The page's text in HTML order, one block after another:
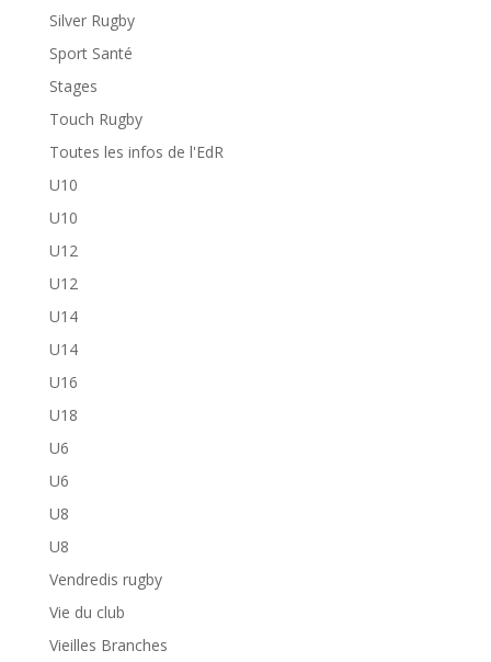
Silver Rugby
Sport Santé
Stages
Touch Rugby
Toutes les infos de l'EdR
U10
U10
U12
U12
U14
U14
U16
U18
U6
U6
U8
U8
Vendredis rugby
Vie du club
Vieilles Branches